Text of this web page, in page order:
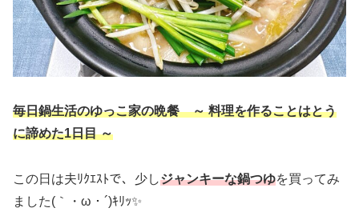
毎日鍋生活のゆっこ家の晩餐 ～ 料理を作ることはとう
に諦めた1日目 ～
この日は夫ﾘｸｴｽﾄで、少しジャンキーな鍋つゆを買ってみ
ました(｀・ω・´)ｷﾘｯ✨